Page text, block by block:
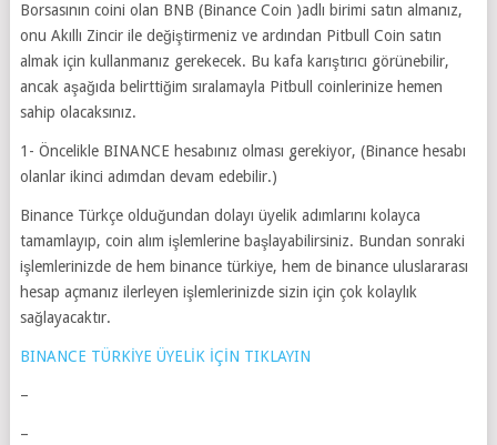
Borsasının coini olan BNB (Binance Coin )adlı birimi satın almanız,
onu Akıllı Zincir ile değiştirmeniz ve ardından Pitbull Coin satın
almak için kullanmanız gerekecek. Bu kafa karıştırıcı görünebilir,
ancak aşağıda belirttiğim sıralamayla Pitbull coinlerinize hemen
sahip olacaksınız.
1- Öncelikle BINANCE hesabınız olması gerekiyor, (Binance hesabı
olanlar ikinci adımdan devam edebilir.)
Binance Türkçe olduğundan dolayı üyelik adımlarını kolayca
tamamlayıp, coin alım işlemlerine başlayabilirsiniz. Bundan sonraki
işlemlerinizde de hem binance türkiye, hem de binance uluslararası
hesap açmanız ilerleyen işlemlerinizde sizin için çok kolaylık
sağlayacaktır.
BINANCE TÜRKİYE ÜYELİK İÇİN TIKLAYIN
–
–